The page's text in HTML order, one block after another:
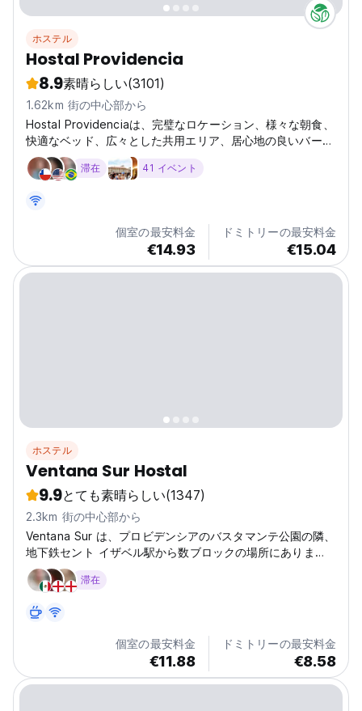
ホステル
Hostal Providencia
8.9素晴らしい(3101)
1.62km 街の中心部から
Hostal Providenciaは、完璧なロケーション、様々な朝食、
快適なベッド、広々とした共用エリア、居心地の良いバー、
効率的なスタッフを備え、最高の価格で快適で楽しい滞在を
お約束します。 私たちはサンティアゴの中心部にあり、プ
徒歩わずか5分のところにあり、多くのパブ、バー、レスト
ランでナイトライフを楽しめます。 Hostal Providencia
は、その容量と部屋の大きさが目立っています。私たちは寮
を共有しています（新しいものはUSBと自信あり）。シング
ル、ダブル、トリプル、ファミリー（4人、5人、6人）のプ
滞在 41 イベント
個室の最安料金
€14.93
ドミトリーの最安料金
€15.04
ホステル
Ventana Sur Hostal
9.9とても素晴らしい(1347)
2.3km 街の中心部から
Ventana Sur は、プロビデンシアのバスタマンテ公園の隣、
地下鉄セント イザベル駅から数ブロックの場所にありま
す。
滞在
個室の最安料金
€11.88
ドミトリーの最安料金
€8.58